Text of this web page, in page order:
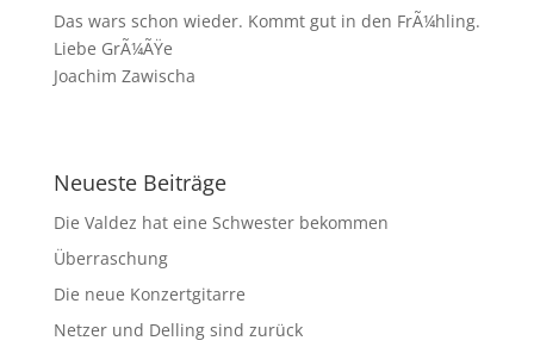
Das wars schon wieder. Kommt gut in den FrÃ¼hling.
Liebe GrÃ¼ÃŸe
Joachim Zawischa
Neueste Beiträge
Die Valdez hat eine Schwester bekommen
Überraschung
Die neue Konzertgitarre
Netzer und Delling sind zurück